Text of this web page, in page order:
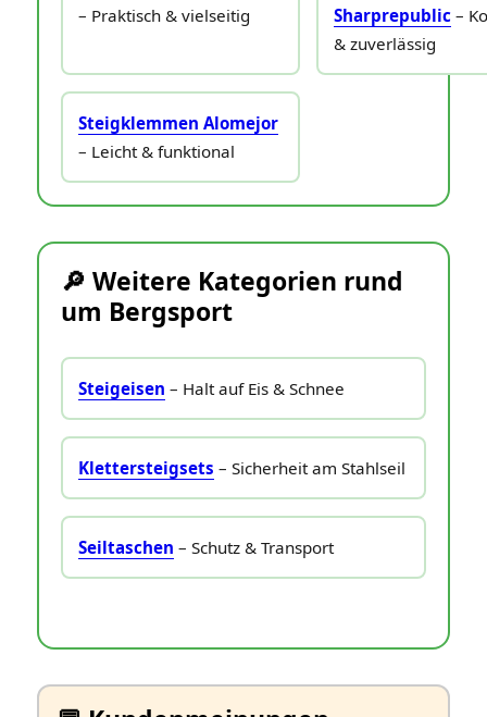
– Praktisch & vielseitig
Sharprepublic –
& zuverlässig
Steigklemmen Alomejor
– Leicht & funktional
🔎 Weitere Kategorien rund
um Bergsport
Steigeisen – Halt auf Eis & Schnee
Klettersteigsets – Sicherheit am Stahlseil
Seiltaschen – Schutz & Transport